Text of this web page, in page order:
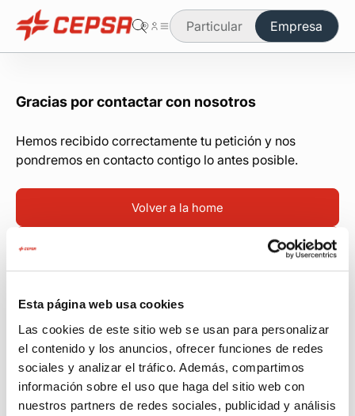
Esta página web usa cookies
Las cookies de este sitio web se usan para personalizar
el contenido y los anuncios, ofrecer funciones de redes
sociales y analizar el tráfico. Además, compartimos
información sobre el uso que haga del sitio web con
nuestros partners de redes sociales, publicidad y análisis
Particular Empresa
Soluciones energéticas para tu negocio
Colabora con nosotros
Haz tu pedido online
Acceso área privada
Esp
Gracias por contactar con nosotros
Hemos recibido correctamente tu petición y nos
pondremos en contacto contigo lo antes posible.
Volver a la home